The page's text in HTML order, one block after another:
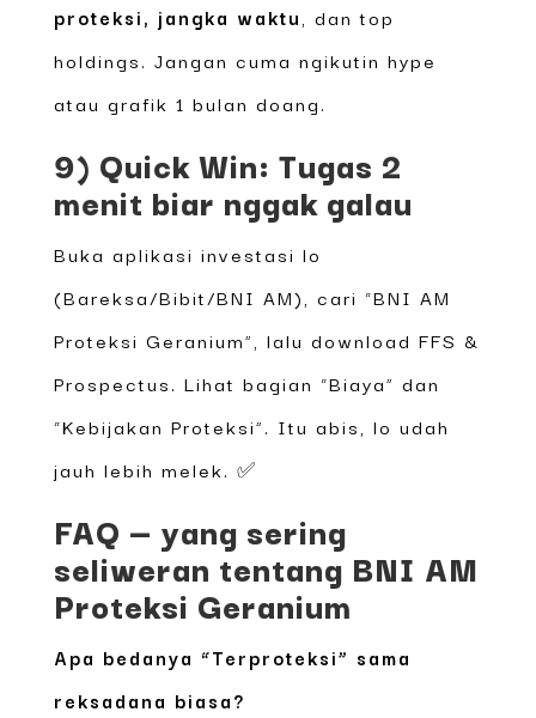
proteksi, jangka waktu , dan top
holdings. Jangan cuma ngikutin hype
atau grafik 1 bulan doang.
9) Quick Win: Tugas 2
menit biar nggak galau
Buka aplikasi investasi lo
(Bareksa/Bibit/BNI AM), cari “BNI AM
Proteksi Geranium”, lalu download FFS &
Prospectus. Lihat bagian “Biaya” dan
“Kebijakan Proteksi”. Itu abis, lo udah
jauh lebih melek. ✅
FAQ — yang sering
seliweran tentang BNI AM
Proteksi Geranium
Apa bedanya “Terproteksi” sama
reksadana biasa?